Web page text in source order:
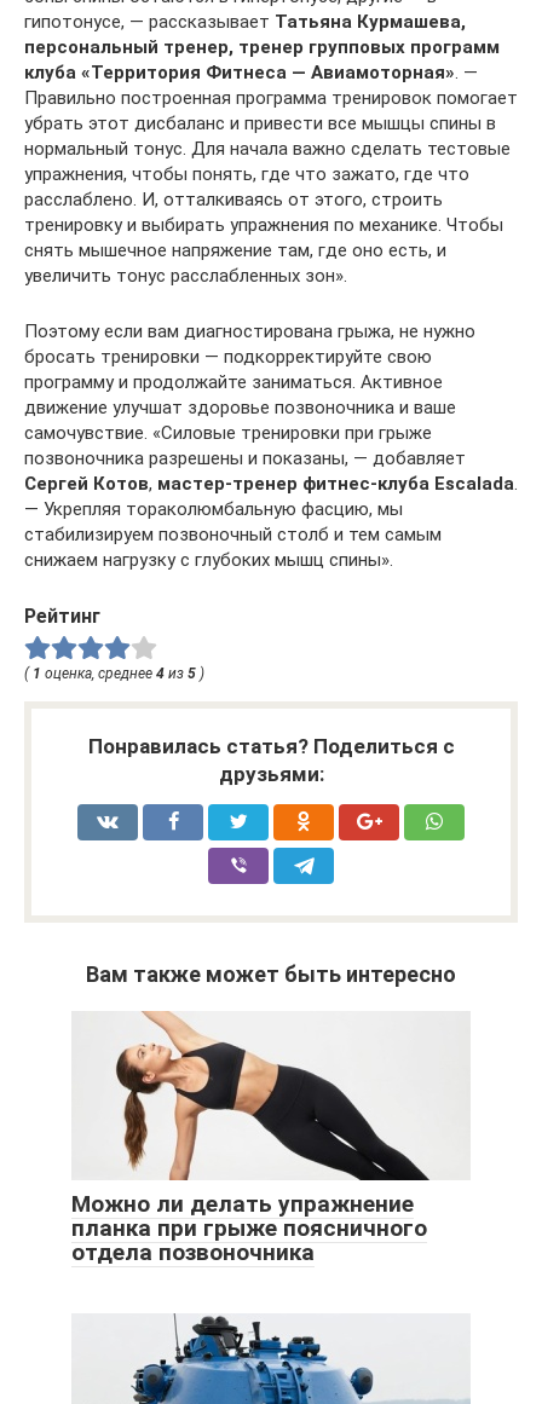
гипотонусе, — рассказывает Татьяна Курмашева,
персональный тренер, тренер групповых программ
клуба «Территория Фитнеса — Авиамоторная». —
Правильно построенная программа тренировок помогает
убрать этот дисбаланс и привести все мышцы спины в
нормальный тонус. Для начала важно сделать тестовые
упражнения, чтобы понять, где что зажато, где что
расслаблено. И, отталкиваясь от этого, строить
тренировку и выбирать упражнения по механике. Чтобы
снять мышечное напряжение там, где оно есть, и
увеличить тонус расслабленных зон».
Поэтому если вам диагностирована грыжа, не нужно
бросать тренировки — подкорректируйте свою
программу и продолжайте заниматься. Активное
движение улучшат здоровье позвоночника и ваше
самочувствие. «Силовые тренировки при грыже
позвоночника разрешены и показаны, — добавляет
Сергей Котов, мастер-тренер фитнес-клуба Escalada.
— Укрепляя тораколюмбальную фасцию, мы
стабилизируем позвоночный столб и тем самым
снижаем нагрузку с глубоких мышц спины».
Рейтинг
( 1 оценка, среднее 4 из 5 )
Понравилась статья? Поделиться с
друзьями:
Вам также может быть интересно
Можно ли делать упражнение
планка при грыже поясничного
отдела позвоночника